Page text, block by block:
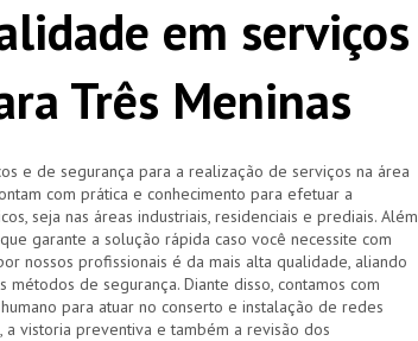
em serviços
Três Meninas
e de segurança para a realização de serviços na área
com prática e conhecimento para efetuar a
seja nas áreas industriais, residenciais e prediais. Além
garante a solução rápida caso você necessite com
nossos profissionais é da mais alta qualidade, aliando
de segurança. Diante disso, contamos com
para atuar no conserto e instalação de redes
a vistoria preventiva e também a revisão dos